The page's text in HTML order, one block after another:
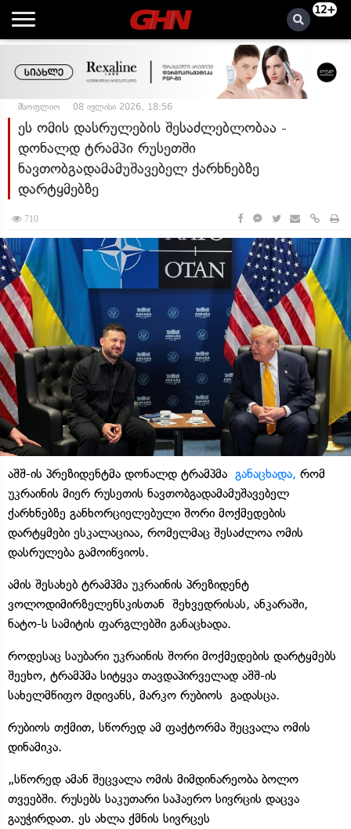
12+
მსოფლიო 08 ივლისი 2026, 18:56
ეს ომის დასრულების შესაძლებლობაა -
დონალდ ტრამპი რუსეთში
ნავთობგადამამუშავებელ ქარხნებზე
დარტყმებზე
710
აშშ-ის პრეზიდენტმა დონალდ ტრამპმა განაცხადა, რომ
უკრაინის მიერ რუსეთის ნავთობგადამამუშავებელ
ქარხნებზე განხორციელებული შორი მოქმედების
დარტყმები ესკალაციაა, რომელმაც შესაძლოა ომის
დასრულება გამოიწვიოს.
ამის შესახებ ტრამპმა უკრაინის პრეზიდენტ
ვოლოდიმირზელენსკისთან შეხვედრისას, ანკარაში,
ნატო-ს სამიტის ფარგლებში განაცხადა.
როდესაც საუბარი უკრაინის შორი მოქმედების დარტყმებს
შეეხო, ტრამპმა სიტყვა თავდაპირველად აშშ-ის
სახელმწიფო მდივანს, მარკო რუბიოს გადასცა.
რუბიოს თქმით, სწორედ ამ ფაქტორმა შეცვალა ომის
დინამიკა.
„სწორედ ამან შეცვალა ომის მიმდინარეობა ბოლო
თვეებში. რუსებს საკუთარი საჰაერო სივრცის დაცვა
გაუჭირდათ. ეს ახლა ქმნის სივრცეს